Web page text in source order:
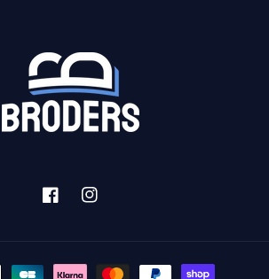
FacebookInstagram